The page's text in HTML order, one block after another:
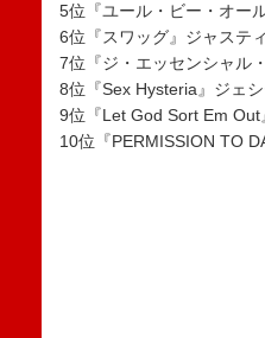
5位『ユール・ビー・オー
6位『スワッグ』ジャステ
7位『ジ・エッセンシャル
8位『Sex Hysteria』ジェ
9位『Let God Sort Em Out
10位『PERMISSION TO